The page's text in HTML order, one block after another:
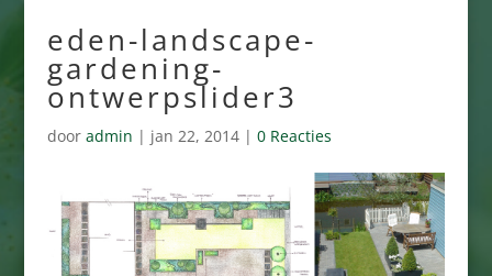
eden-landscape-
gardening-
ontwerpslider3
door admin | jan 22, 2014| 0 Reacties